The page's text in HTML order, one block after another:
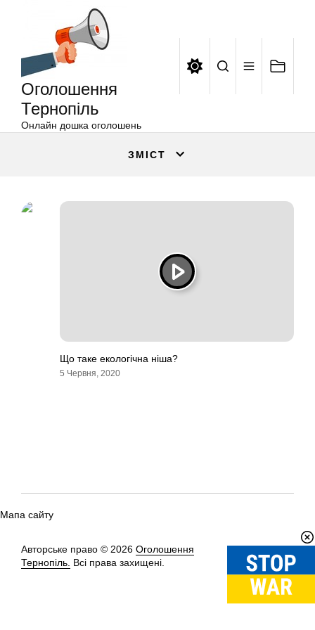
Оголошення
Тернопіль
Онлайн дошка оголошень
ЗМІСТ
Що таке екологічна ніша?
5 Червня, 2020
Мапа сайту
Авторське право © 2026 Оголошення
Тернопіль. Всі права захищені.
Вгору↑